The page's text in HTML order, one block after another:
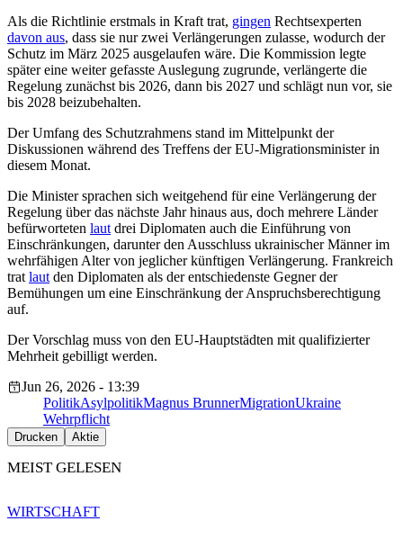
Als die Richtlinie erstmals in Kraft trat, gingen Rechtsexperten
davon aus, dass sie nur zwei Verlängerungen zulasse, wodurch der
Schutz im März 2025 ausgelaufen wäre. Die Kommission legte
später eine weiter gefasste Auslegung zugrunde, verlängerte die
Regelung zunächst bis 2026, dann bis 2027 und schlägt nun vor, sie
bis 2028 beizubehalten.
Der Umfang des Schutzrahmens stand im Mittelpunkt der
Diskussionen während des Treffens der EU-Migrationsminister in
diesem Monat.
Die Minister sprachen sich weitgehend für eine Verlängerung der
Regelung über das nächste Jahr hinaus aus, doch mehrere Länder
befürworteten laut drei Diplomaten auch die Einführung von
Einschränkungen, darunter den Ausschluss ukrainischer Männer im
wehrfähigen Alter von jeglicher künftigen Verlängerung. Frankreich
trat laut den Diplomaten als der entschiedenste Gegner der
Bemühungen um eine Einschränkung der Anspruchsberechtigung
auf.
Der Vorschlag muss von den EU-Hauptstädten mit qualifizierter
Mehrheit gebilligt werden.
Jun 26, 2026 - 13:39
PolitikAsylpolitikMagnus BrunnerMigrationUkraine
Wehrpflicht
Drucken Aktie
MEIST GELESEN
WIRTSCHAFT